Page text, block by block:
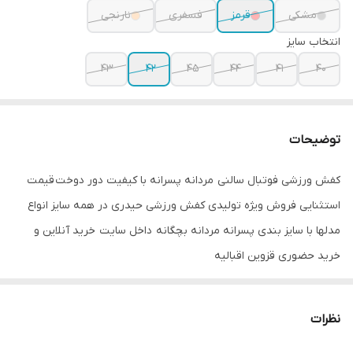
مشکی
قرمز فسفری
نارنجی
انتخاب سایز
40
41
44
45
42
43
توضیحات
کفش ورزشی فوتبال سالنی مردانه پسرانه با کیفیت دور دوخت قیمت
استثنایی فروش ویژه تولیدی کفش ورزشی حیدری در همه سایز انواع
مدلها با سایز بندی پسرانه مردانه بچگانه داخل سایت خرید آنلاین و
خرید حضوری قزوین اقبالیه
نظرات